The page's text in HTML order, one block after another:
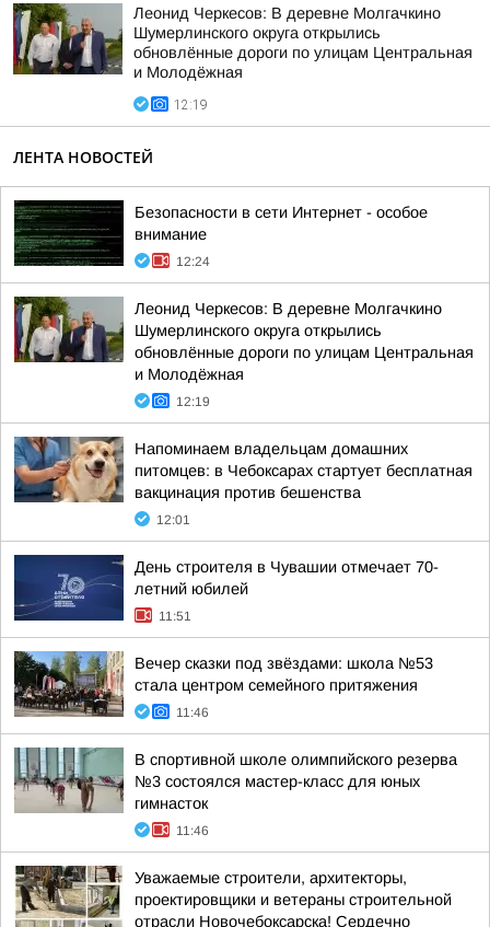
Леонид Черкесов: В деревне Молгачкино
Шумерлинского округа открылись
обновлённые дороги по улицам Центральная
и Молодёжная
12:19
ЛЕНТА НОВОСТЕЙ
Безопасности в сети Интернет - особое
внимание
12:24
Леонид Черкесов: В деревне Молгачкино
Шумерлинского округа открылись
обновлённые дороги по улицам Центральная
и Молодёжная
12:19
Напоминаем владельцам домашних
питомцев: в Чебоксарах стартует бесплатная
вакцинация против бешенства
12:01
День строителя в Чувашии отмечает 70-
летний юбилей
11:51
Вечер сказки под звёздами: школа №53
стала центром семейного притяжения
11:46
В спортивной школе олимпийского резерва
№3 состоялся мастер-класс для юных
гимнасток
11:46
Уважаемые строители, архитекторы,
проектировщики и ветераны строительной
отрасли Новочебоксарска! Сердечно